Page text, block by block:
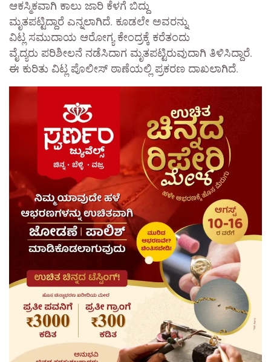
ಆಕಸ್ಮಿಕವಾಗಿ ಕಾಲು ಜಾರಿ ಕೆಳಗೆ ಬಿದ್ದು
ಮೃತಪಟ್ಟಿದ್ದಾರೆ ಎನ್ನಲಾಗಿದೆ. ಕೂಡಲೇ ಅವರನ್ನು
ವಿಟ್ಲ ಸಮುದಾಯ ಆರೋಗ್ಯ ಕೇಂದ್ರಕ್ಕೆ ಕರೆತಂದು
ವೈದ್ಯರು ಪರಿಶೀಲನೆ ನಡೆಸಿದಾಗ ಮೃತಪಟ್ಟಿರುವುದಾಗಿ ತಿಳಿಸಿದ್ದಾರೆ.
ಈ ಕುರಿತು ವಿಟ್ಲ ಪೊಲೀಸ್ ಠಾಣೆಯಲ್ಲಿ ಪ್ರಕರಣ ದಾಖಲಾಗಿದೆ.